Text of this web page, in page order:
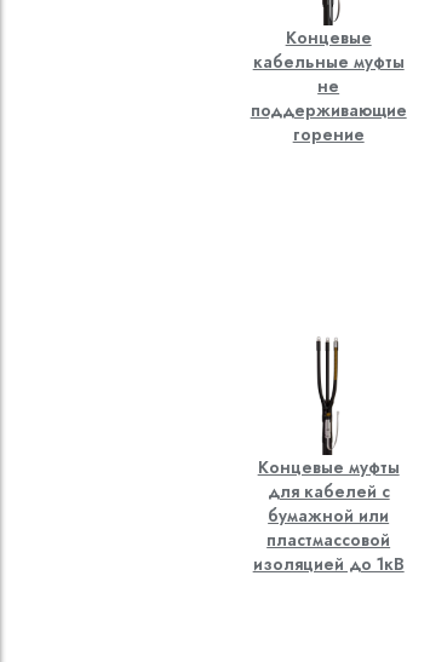
Концевые
кабельные муфты
не
поддерживающие
горение
Концевые муфты
для кабелей с
бумажной или
пластмассовой
изоляцией до 1кВ